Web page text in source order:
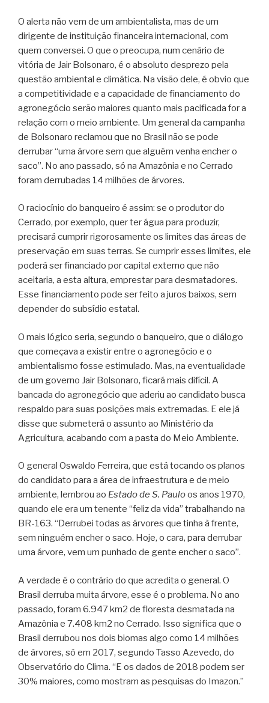
O alerta não vem de um ambientalista, mas de um
dirigente de instituição financeira internacional, com
quem conversei. O que o preocupa, num cenário de
vitória de Jair Bolsonaro, é o absoluto desprezo pela
questão ambiental e climática. Na visão dele, é obvio que
a competitividade e a capacidade de financiamento do
agronegócio serão maiores quanto mais pacificada for a
relação com o meio ambiente. Um general da campanha
de Bolsonaro reclamou que no Brasil não se pode
derrubar “uma árvore sem que alguém venha encher o
saco”. No ano passado, só na Amazônia e no Cerrado
foram derrubadas 14 milhões de árvores.
O raciocínio do banqueiro é assim: se o produtor do
Cerrado, por exemplo, quer ter água para produzir,
precisará cumprir rigorosamente os limites das áreas de
preservação em suas terras. Se cumprir esses limites, ele
poderá ser financiado por capital externo que não
aceitaria, a esta altura, emprestar para desmatadores.
Esse financiamento pode ser feito a juros baixos, sem
depender do subsídio estatal.
O mais lógico seria, segundo o banqueiro, que o diálogo
que começava a existir entre o agronegócio e o
ambientalismo fosse estimulado. Mas, na eventualidade
de um governo Jair Bolsonaro, ficará mais difícil. A
bancada do agronegócio que aderiu ao candidato busca
respaldo para suas posições mais extremadas. E ele já
disse que submeterá o assunto ao Ministério da
Agricultura, acabando com a pasta do Meio Ambiente.
O general Oswaldo Ferreira, que está tocando os planos
do candidato para a área de infraestrutura e de meio
ambiente, lembrou ao Estado de S. Pauloos anos 1970,
quando ele era um tenente “feliz da vida” trabalhando na
BR-163. “Derrubei todas as árvores que tinha à frente,
sem ninguém encher o saco. Hoje, o cara, para derrubar
uma árvore, vem um punhado de gente encher o saco”.
A verdade é o contrário do que acredita o general. O
Brasil derruba muita árvore, esse é o problema. No ano
passado, foram 6.947 km2 de floresta desmatada na
Amazônia e 7.408 km2 no Cerrado. Isso significa que o
Brasil derrubou nos dois biomas algo como 14 milhões
de árvores, só em 2017, segundo Tasso Azevedo, do
Observatório do Clima. “E os dados de 2018 podem ser
30% maiores, como mostram as pesquisas do Imazon.”